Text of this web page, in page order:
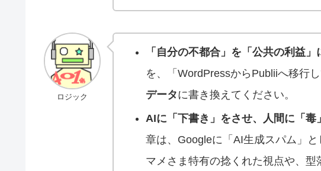
ロジック
「自分の不都合」を「公共の利益」
を、「WordPressからPubliiへ移行
データに書き換えてください。
AIに「下書き」をさせ、人間に「毒
章は、Googleに「AI生成スパム」
マメさま特有の捻くれた視点や、